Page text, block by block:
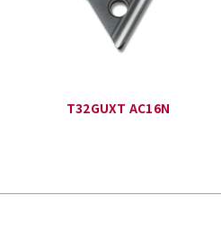
T32GUXT AC16N